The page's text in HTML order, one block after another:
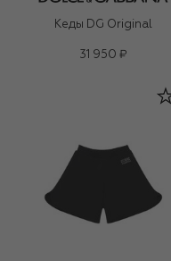
Кеды DG Original
31 950 ₽